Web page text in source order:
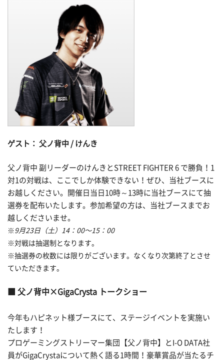
ゲスト： 父ノ背中 / けんき
父ノ背中 副リーダーのけんきとSTREET FIGHTER 6 で勝負！1
対1の対戦は、ここでしか体験できない！ぜひ、当社ブースに
お越しください。開催日当日10時～13時に当社ブースにて抽
選券を配布いたします。参加希望の方は、当社ブースまでお
越しくださいませ。
※ 9月23日（土）14：00～15：00
※対戦は抽選制となります。
※抽選券の枚数には限りがございます。なくなり次第終了とさせ
ていただきます。
父ノ背中×GigaCrysta トークショー
今年もハピネット様ブースにて、ステージイベントを実施い
たします！
プロゲーミングストリーマー集団【父ノ背中】とI-O DATA社
員がGigaCrystaについて熱く語る1時間！豪華賞品が当たるチ